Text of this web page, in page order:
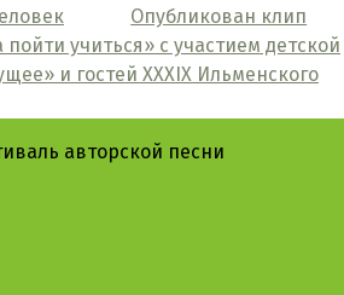
Опубликован клип
учиться» с участием детской
и гостей XXXIX Ильменского
авторской песни